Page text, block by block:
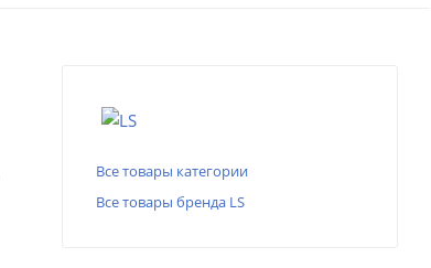
Все товары категории
Все товары бренда LS